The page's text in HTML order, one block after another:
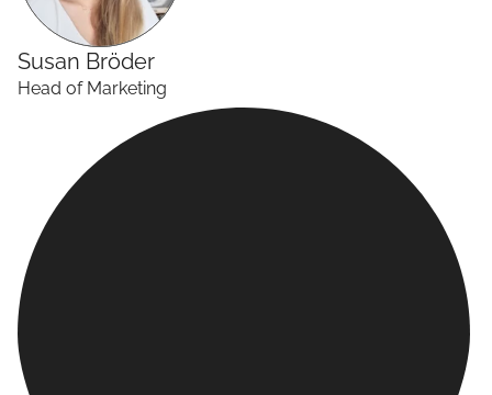
Susan Bröder
Head of Marketing